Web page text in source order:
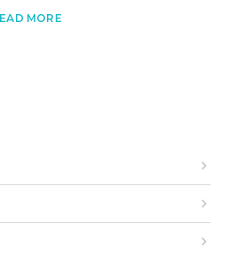
MORE